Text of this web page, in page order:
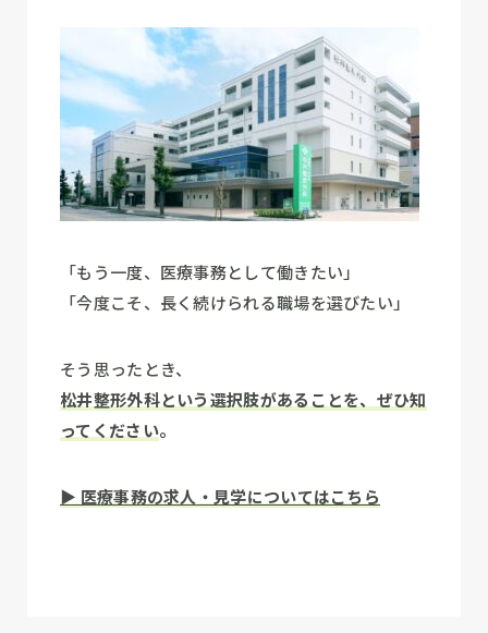
「もう一度、医療事務として働きたい」
「今度こそ、長く続けられる職場を選びたい」
そう思ったとき、
松井整形外科という選択肢があることを、ぜひ知
ってください。
▶ 医療事務の求人・見学についてはこちら